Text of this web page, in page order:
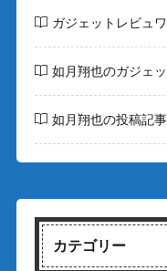
ガジェットレビュ
如月翔也のガジェ
如月翔也の投稿記
カテゴリー